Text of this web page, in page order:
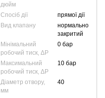
дюйм
Спосіб дії
прямої дії
Вид клапану
нормально
закритий
Мінімальний
робочий тиск, ΔP
0 бар
Максимальний
робочий тиск, ΔP
10 бар
Діаметр отвору,
мм
40